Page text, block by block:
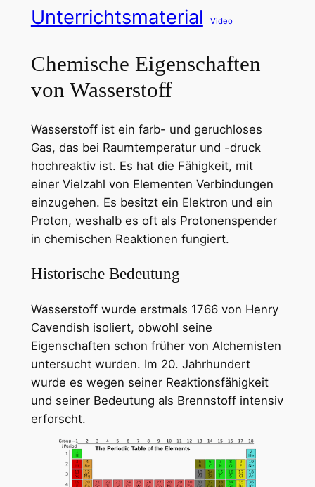
Unterrichtsmaterial Video
Chemische Eigenschaften
von Wasserstoff
Wasserstoff ist ein farb- und geruchloses
Gas, das bei Raumtemperatur und -druck
hochreaktiv ist. Es hat die Fähigkeit, mit
einer Vielzahl von Elementen Verbindungen
einzugehen. Es besitzt ein Elektron und ein
Proton, weshalb es oft als Protonenspender
in chemischen Reaktionen fungiert.
Historische Bedeutung
Wasserstoff wurde erstmals 1766 von Henry
Cavendish isoliert, obwohl seine
Eigenschaften schon früher von Alchemisten
untersucht wurden. Im 20. Jahrhundert
wurde es wegen seiner Reaktionsfähigkeit
und seiner Bedeutung als Brennstoff intensiv
erforscht.